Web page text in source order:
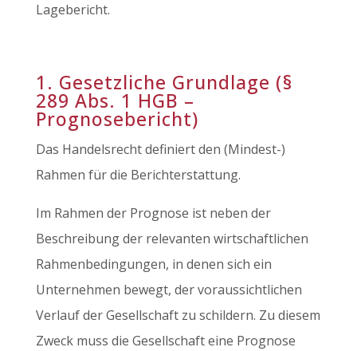
Lagebericht.
1. Gesetzliche Grundlage (§
289 Abs. 1 HGB –
Prognosebericht)
Das Handelsrecht definiert den (Mindest-)
Rahmen für die Berichterstattung.
Im Rahmen der Prognose ist neben der
Beschreibung der relevanten wirtschaftlichen
Rahmenbedingungen, in denen sich ein
Unternehmen bewegt, der voraussichtlichen
Verlauf der Gesellschaft zu schildern. Zu diesem
Zweck muss die Gesellschaft eine Prognose